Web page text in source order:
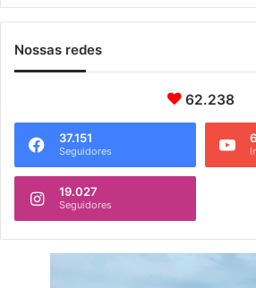
Nossas redes
62.238
37.151
Seguidores
19.027
Seguidores